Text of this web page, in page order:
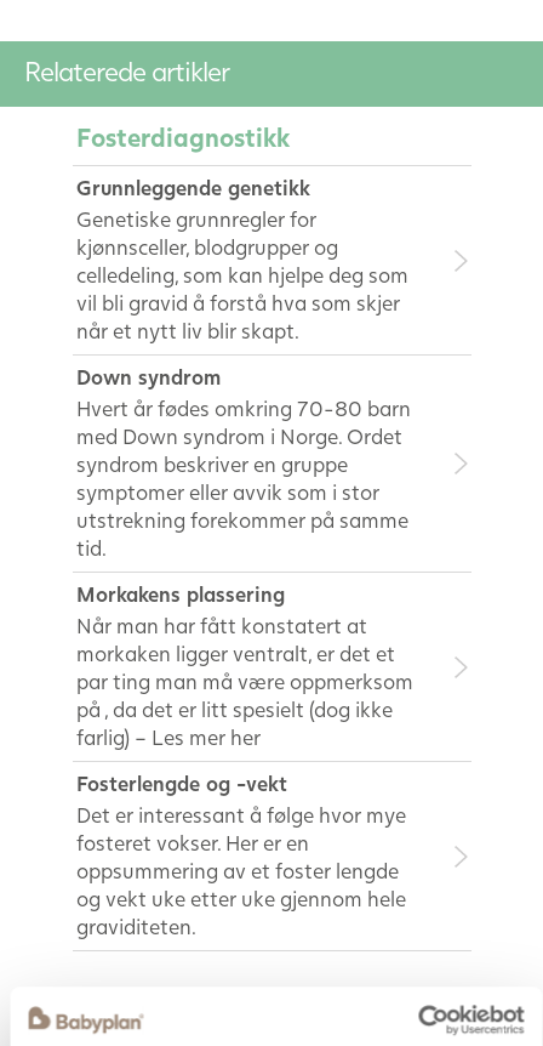
Relaterede artikler
Fosterdiagnostikk
Grunnleggende genetikk
Genetiske grunnregler for
kjønnsceller, blodgrupper og
celledeling, som kan hjelpe deg som
vil bli gravid å forstå hva som skjer
når et nytt liv blir skapt.
Down syndrom
Hvert år fødes omkring 70-80 barn
med Down syndrom i Norge. Ordet
syndrom beskriver en gruppe
symptomer eller avvik som i stor
utstrekning forekommer på samme
tid.
Morkakens plassering
Når man har fått konstatert at
morkaken ligger ventralt, er det et
par ting man må være oppmerksom
på , da det er litt spesielt (dog ikke
farlig) – Les mer her
Fosterlengde og -vekt
Det er interessant å følge hvor mye
fosteret vokser. Her er en
oppsummering av et foster lengde
og vekt uke etter uke gjennom hele
graviditeten.
lidelser